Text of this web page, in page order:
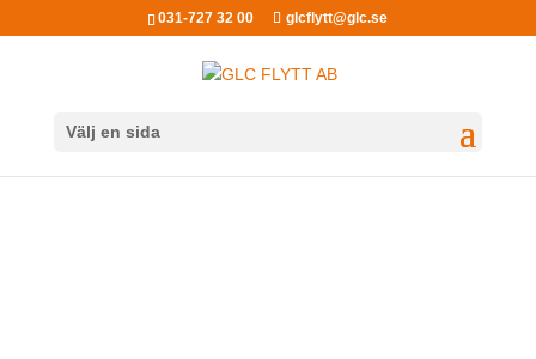
031-727 32 00 glcflytt@glc.se
Välj en sida